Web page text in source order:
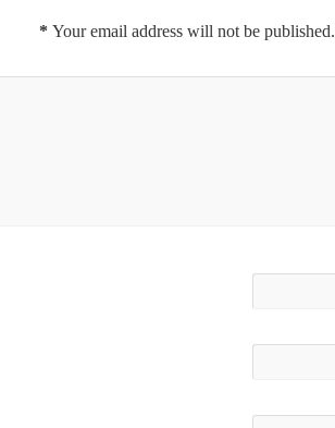
Your email address will not be published.
*